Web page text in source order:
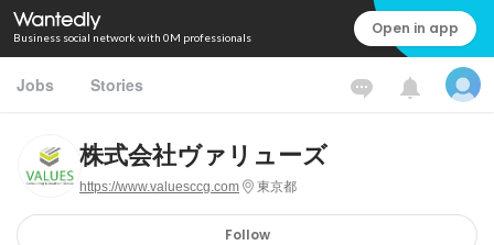
Business social network with 0M professionals Open in app
Jobs Stories
株式会社ヴァリューズ
https://www.valuesccg.com 東京都
Follow